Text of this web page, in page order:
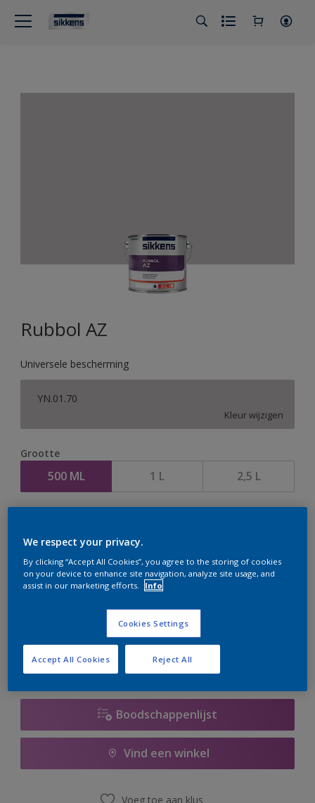
Rubbol AZ
Universele bescherming
YN.01.70
Kleur wijzigen
Grootte
500 ML 1 L 2,5 L
Op dit moment is het niet mogelijk dit product online
te bestellen. Houd de website in de gaten, we werken
er hard aan om de voorraad aan te vullen.
Boodschappenlijst
Vind een winkel
Voeg toe aan klus
We respect your privacy.
By clicking “Accept All Cookies”, you agree to the storing of cookies
on your device to enhance site navigation, analyze site usage, and
assist in our marketing efforts.
Info
Cookies Settings
Reject All
Accept All Cookies